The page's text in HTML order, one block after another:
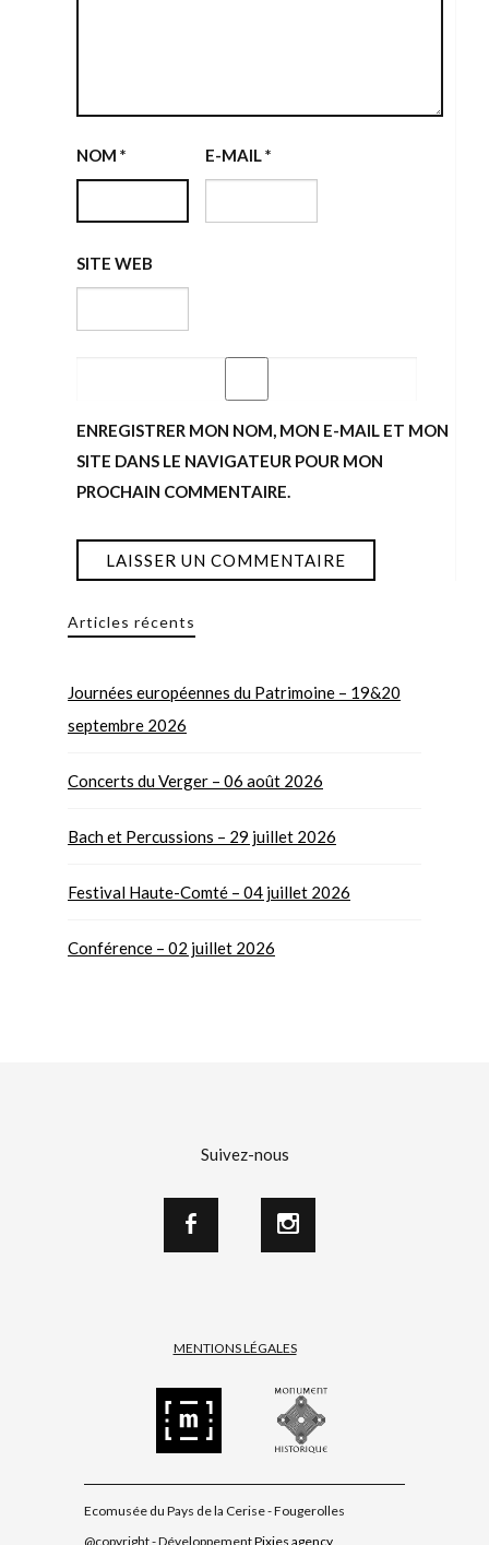
NOM * E-MAIL*
SITE WEB
ENREGISTRER MON NOM, MON E-MAIL ET MON
SITE DANS LE NAVIGATEUR POUR MON
PROCHAIN COMMENTAIRE.
Articles récents
Journées européennes du Patrimoine – 19&20
septembre 2026
Concerts du Verger – 06 août 2026
Bach et Percussions – 29 juillet 2026
Festival Haute-Comté – 04 juillet 2026
Conférence – 02 juillet 2026
Suivez-nous
MENTIONS LÉGALES
Ecomusée du Pays de la Cerise - Fougerolles
@copyright - DéveloppementPixies agency